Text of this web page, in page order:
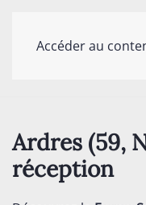
Accéder au
Ardres (59,
réception